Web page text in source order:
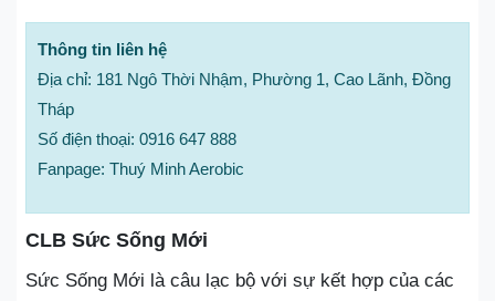
Thông tin liên hệ
Địa chỉ: 181 Ngô Thời Nhậm, Phường 1, Cao Lãnh, Đồng
Tháp
Số điện thoại: 0916 647 888
Fanpage: Thuý Minh Aerobic
CLB Sức Sống Mới
Sức Sống Mới là câu lạc bộ với sự kết hợp của các